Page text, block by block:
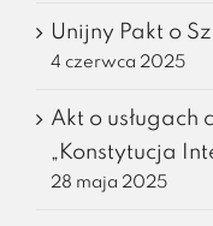
Unijny Pakt o
4 czerwca 2025
Akt o usługach
„Konstytucja
28 maja 2025